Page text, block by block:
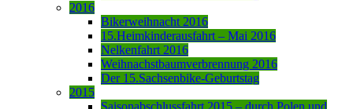
2016
Bikerweihnacht 2016
15.Heimkinderausfahrt – Mai 2016
Nelkenfahrt 2016
Weihnachstbaumverbrennung 2016
Der 15.Sachsenbike-Geburtstag
2015
Saisonabschlussfahrt 2015 – durch Polen und